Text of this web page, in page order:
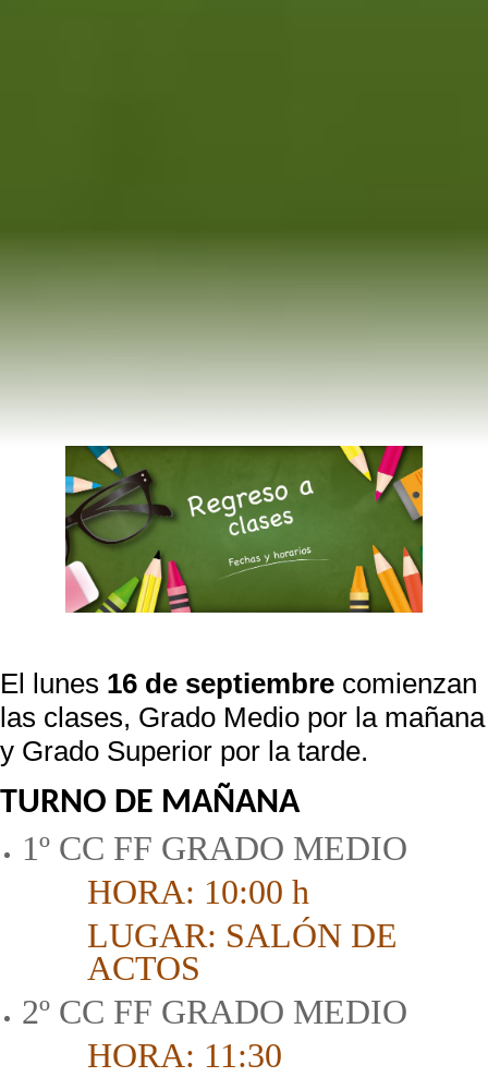
El lunes 16 de septiembre comienzan
las clases, Grado Medio por la mañana
y Grado Superior por la tarde.
TURNO DE MAÑANA
1º CC FF GRADO MEDIO
HORA: 10:00 h
LUGAR: SALÓN DE
ACTOS
2º CC FF GRADO MEDIO
HORA: 11:30